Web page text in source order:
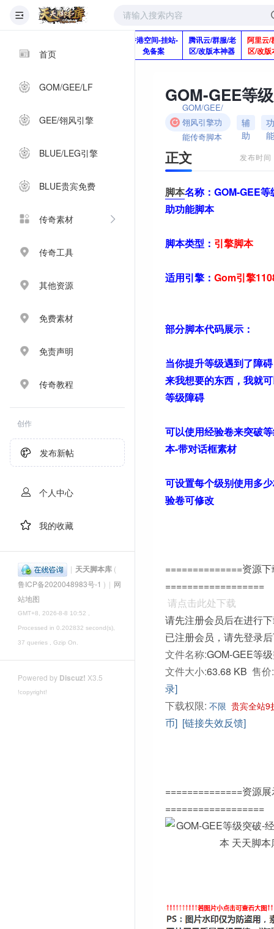
首页
GOM/GEE/LF
GEE/翎风引擎
BLUE/LEG引擎
BLUE贵宾免费
传奇素材
传奇工具
其他资源
免费素材
免责声明
传奇教程
创作
发布新帖
个人中心
我的收藏
| 天天脚本库 (
鲁ICP备2020048983号-1 ) | 网
站地图
GMT+8, 2026-8-8 10:52 ,
Processed in 0.202832 second(s),
37 queries , Gzip On.
Powered by Discuz! X3.5
!copyright!
Q920992345
香港空间-挂站-
免备案
腾讯云/群服/老
区/改版本神器
阿里云/
区/改版
GOM/GEE/
翎风引擎功
能传奇脚本
辅
助
功
能
正文 发布时
脚本名称： GOM-GEE
助功能脚本
脚本类型： 引擎脚本
适用引擎： Gom引擎
部分脚本代码展示：
当你提升等级遇到了障
来我想要的东西，我就
等级障碍
可以使用经验卷来突破
本-带对话框素材
可设置每个级别使用多
验卷可修改
==============资源
==================
请点击此处下载
请先注册会员后在进行
已注册会员，请先登录
文件名称:GOM-GEE等
文件大小:63.68 KB 售价:
录]
下载权限: 不限 贵宾全站9
币] [链接失效反馈]
==============资源
==================